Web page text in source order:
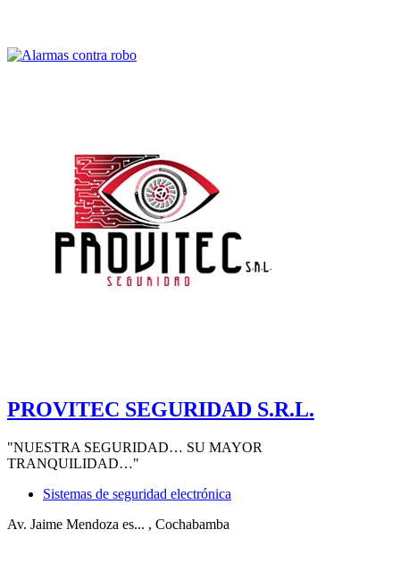
PROVITEC SEGURIDAD S.R.L.
"NUESTRA SEGURIDAD… SU MAYOR
TRANQUILIDAD…"
Sistemas de seguridad electrónica
Av. Jaime Mendoza es... , Cochabamba